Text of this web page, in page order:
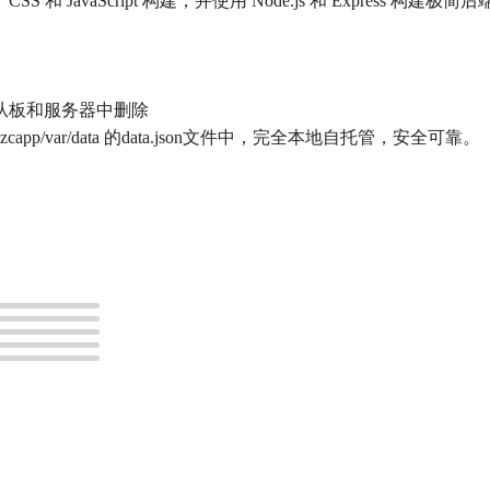
板和服务器中删除
var/data 的data.json文件中，完全本地自托管，安全可靠。